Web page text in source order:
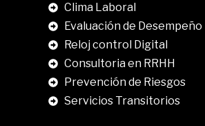
Clima Laboral
Evaluación de Desempeño
Reloj control Digital
Consultoria en RRHH
Prevención de Riesgos
Servicios Transitorios